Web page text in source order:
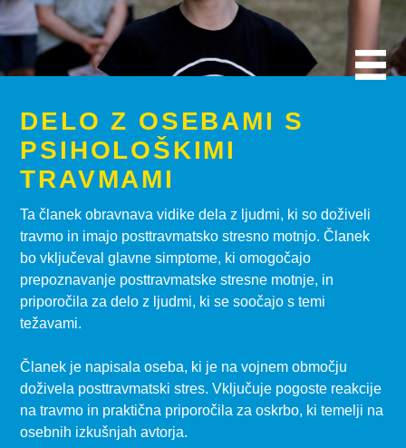
DELO Z OSEBAMI S
PSIHOLOŠKIMI
TRAVMAMI
Ta članek obravnava vidike dela z ljudmi, ki so doživeli
travmo in imajo posttravmatsko stresno motnjo. Članek
bo vključeval glavne simptome, ki omogočajo
prepoznavanje posttravmatske stresne motnje, in
priporočila za delo z ljudmi, ki se soočajo s temi
težavami.
Članek je napisala oseba, ki je na vojnem območju
doživela posttravmatski stres. Vključuje pogoste reakcije
na travmo in praktična priporočila za oskrbo, ki temelji na
osebnih izkušnjah avtorja.